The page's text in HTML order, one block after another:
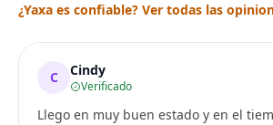
¿Yaxa es confiable? Ver todas las
C Cindy
Verificado
Llego en muy buen estado y en el